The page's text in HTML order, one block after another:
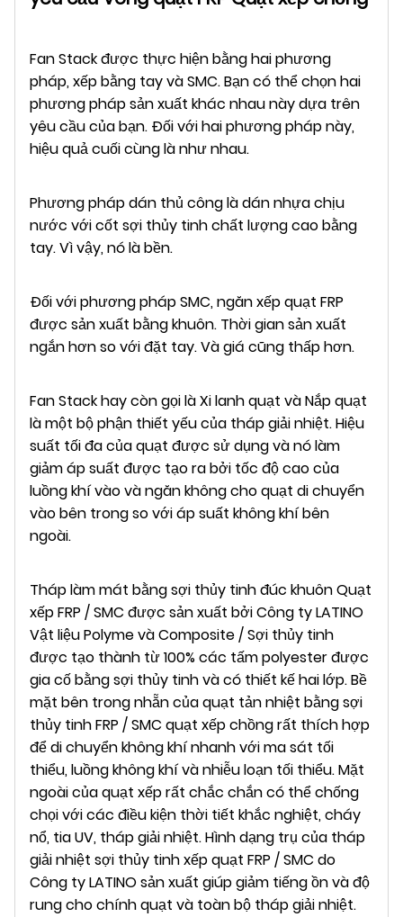
Fan Stack được thực hiện bằng hai phương
pháp, xếp bằng tay và SMC. Bạn có thể chọn hai
phương pháp sản xuất khác nhau này dựa trên
yêu cầu của bạn. Đối với hai phương pháp này,
hiệu quả cuối cùng là như nhau.
Phương pháp dán thủ công là dán nhựa chịu
nước với cốt sợi thủy tinh chất lượng cao bằng
tay. Vì vậy, nó là bền.
Đối với phương pháp SMC, ngăn xếp quạt FRP
được sản xuất bằng khuôn. Thời gian sản xuất
ngắn hơn so với đặt tay. Và giá cũng thấp hơn.
Fan Stack hay còn gọi là Xi lanh quạt và Nắp quạt
là một bộ phận thiết yếu của tháp giải nhiệt. Hiệu
suất tối đa của quạt được sử dụng và nó làm
giảm áp suất được tạo ra bởi tốc độ cao của
luồng khí vào và ngăn không cho quạt di chuyển
vào bên trong so với áp suất không khí bên
ngoài.
Tháp làm mát bằng sợi thủy tinh đúc khuôn Quạt
xếp FRP / SMC được sản xuất bởi Công ty LATINO
Vật liệu Polyme và Composite / Sợi thủy tinh
được tạo thành từ 100% các tấm polyester được
gia cố bằng sợi thủy tinh và có thiết kế hai lớp. Bề
mặt bên trong nhẵn của quạt tản nhiệt bằng sợi
thủy tinh FRP / SMC quạt xếp chồng rất thích hợp
để di chuyển không khí nhanh với ma sát tối
thiểu, luồng không khí và nhiễu loạn tối thiểu. Mặt
ngoài của quạt xếp rất chắc chắn có thể chống
chọi với các điều kiện thời tiết khắc nghiệt, cháy
nổ, tia UV, tháp giải nhiệt. Hình dạng trụ của tháp
giải nhiệt sợi thủy tinh xếp quạt FRP / SMC do
Công ty LATINO sản xuất giúp giảm tiếng ồn và độ
rung cho chính quạt và toàn bộ tháp giải nhiệt.